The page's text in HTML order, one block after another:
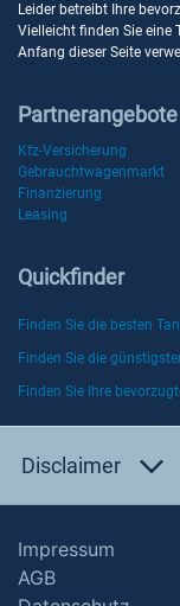
Leider betreibt Ihre
Vielleicht finden Sie eine
Anfang dieser Seite
Partnerangebote
Kfz-Versicherung
Gebrauchtwagenmarkt
Finanzierung
Leasing
Quickfinder
Finden Sie die besten
Finden Sie die
Finden Sie Ihre
Disclaimer
Impressum
AGB